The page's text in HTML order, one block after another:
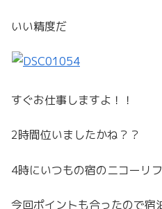
いい精度だ
すぐお仕事しますよ！！
2時間位いましたかね？？
4時にいつもの宿のニコーリ
今回ポイントも合ったので宿